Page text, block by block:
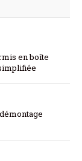
en boîte